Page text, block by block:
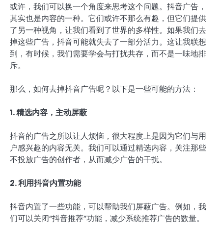
或许，我们可以换一个角度来思考这个问题。抖音广告，
其实也是内容的一种。它们或许不那么有趣，但它们提供
了另一种视角，让我们看到了世界的多样性。如果我们去
掉这些广告，抖音可能就失去了一部分活力。这让我联想
到，有时候，我们需要学会与打扰共存，而不是一味地排
斥。
那么，如何去掉抖音广告呢？以下是一些可能的方法：
1. 精选内容，主动屏蔽
抖音的广告之所以让人烦恼，很大程度上是因为它们与用
户感兴趣的内容无关。我们可以通过精选内容，关注那些
不投放广告的创作者，从而减少广告的干扰。
2. 利用抖音内置功能
抖音内置了一些功能，可以帮助我们屏蔽广告。例如，我
们可以关闭“抖音推荐”功能，减少系统推荐广告的数量。